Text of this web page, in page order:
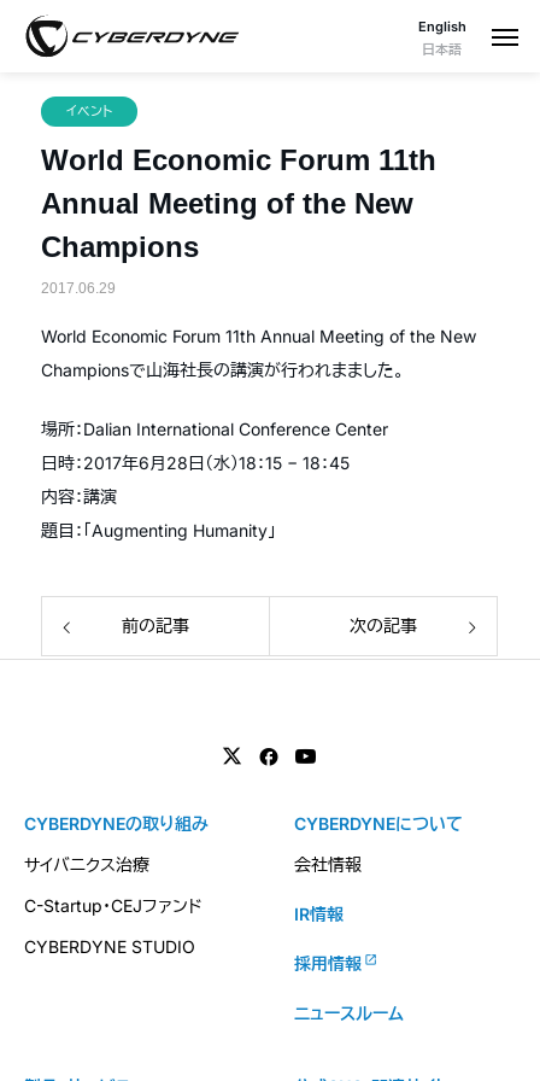
English
日本語
イベント
World Economic Forum 11th
Annual Meeting of the New
Champions
2017.06.29
World Economic Forum 11th Annual Meeting of the New
Championsで山海社長の講演が行われまました。
場所：Dalian International Conference Center
日時：2017年6月28日（水）18：15 − 18：45
内容：講演
題目：「Augmenting Humanity」
前の記事 次の記事
CYBERDYNEの取り組み
サイバニクス治療
C-Startup・CEJファンド
CYBERDYNE STUDIO
CYBERDYNEについて
会社情報
IR情報
採用情報
ニュースルーム